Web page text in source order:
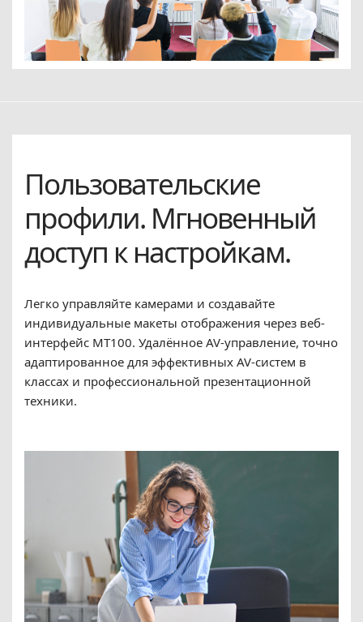
Пользовательские
профили. Мгновенный
доступ к настройкам.
Легко управляйте камерами и создавайте
индивидуальные макеты отображения через веб-
интерфейс MT100. Удалённое AV-управление, точно
адаптированное для эффективных AV-систем в
классах и профессиональной презентационной
техники.